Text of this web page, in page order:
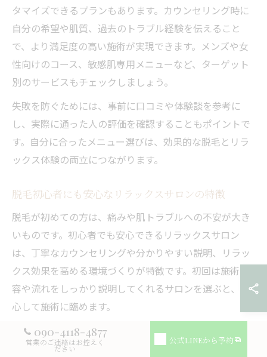
タマイズできるプランもあります。カウンセリング時に
自分の希望や肌質、過去のトラブル経験を伝えること
で、より満足度の高い施術が実現できます。メンズや女
性向けのコース、敏感肌専用メニューなど、ターゲット
別のサービスもチェックしましょう。
失敗を防ぐためには、事前に口コミや体験談を参考に
し、実際に通った人の評価を確認することもポイントで
す。自分に合ったメニュー選びは、効果的な脱毛とリラ
ックス体験の両立につながります。
脱毛初心者にも安心なリラックスサロンの特徴
脱毛が初めての方は、痛みや肌トラブルへの不安が大き
いものです。初心者でも安心できるリラックスサロン
は、丁寧なカウンセリングや分かりやすい説明、リラッ
クス効果を高める環境づくりが特徴です。初回は施術内
容や流れをしっかり説明してくれるサロンを選ぶと、安
心して施術に臨めます。
また、アロマを用いたリラクゼーションや、施術前後の
肌ケアが充実しているサロンは初心者にもおすすめで
090-4118-4877
営業のご連絡はお控えく
ださい
公式LINEから予約